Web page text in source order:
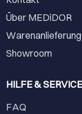
Über MEDiDOR
Warenanlieferung
Showroom
HILFE &
FAQ